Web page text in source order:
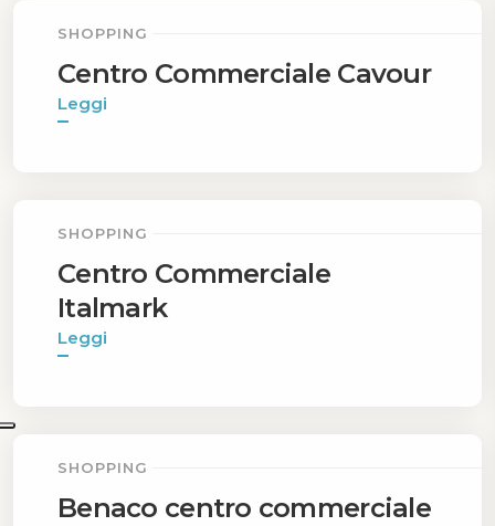
SHOPPING
Centro Commerciale Cavour
Leggi
SHOPPING
Centro Commerciale
Italmark
Leggi
SHOPPING
Benaco centro commerciale